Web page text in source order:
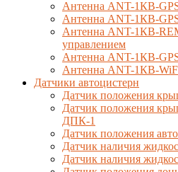
Антенна ANT-1КВ-
Антенна ANT-1КВ-
Антенна ANT-1КВ-
управлением
Антенна ANT-1КВ-
Антенна ANT-1КВ-
Датчики автоцистерн
Датчик положения
Датчик положения
ДПК-1
Датчик положения
Датчик наличия
Датчик наличия